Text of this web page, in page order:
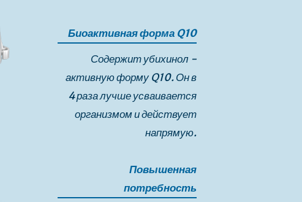
Биоактивная форма Q10
Содержит убихинол -
активную форму Q10. Он в
4 раза лучше усваивается
организмом и действует
напрямую.
Повышенная
потребность